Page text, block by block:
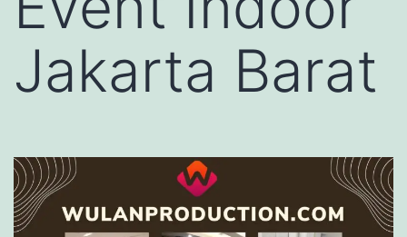
Jakarta Barat